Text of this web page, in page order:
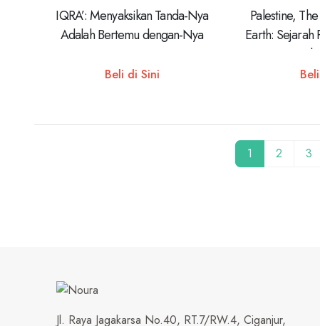
IQRA’: Menyaksikan Tanda-Nya
Adalah Bertemu dengan-Nya
Beli di Sini
Palestine,
Earth: Sejarah
Israel
1 2 3
Jl. Raya Jagakarsa No.40, RT.7/RW.4, Ciganjur,